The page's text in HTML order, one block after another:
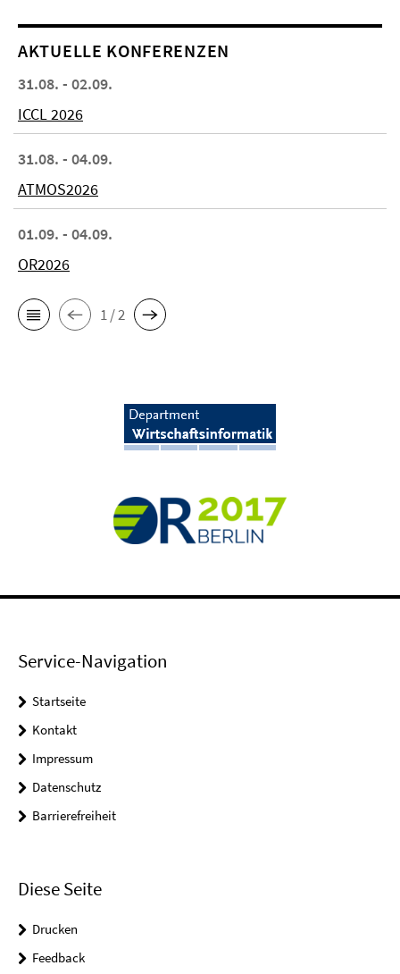
AKTUELLE KONFERENZEN
31.08. - 02.09.
ICCL 2026
31.08. - 04.09.
ATMOS2026
01.09. - 04.09.
OR2026
1 / 2
Service-Navigation
Startseite
Kontakt
Impressum
Datenschutz
Barrierefreiheit
Diese Seite
Drucken
Feedback